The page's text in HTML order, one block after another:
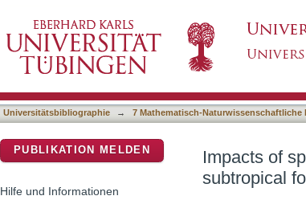
Universitätsbibliographie → 7 Mathematisch-Naturwissenschaftliche
Impacts of
subtropical
PUBLIKATION MELDEN
Hilfe und Informationen